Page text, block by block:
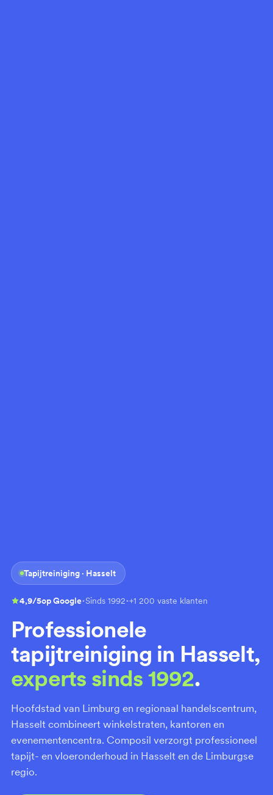
Tapijtreiniging · Hasselt
4,9/5op Google·Sinds 1992·+1 200 vaste klanten
Professionele
tapijtreiniging in Hasselt,
experts sinds 1992.
Hoofdstad van Limburg en regionaal handelscentrum,
Hasselt combineert winkelstraten, kantoren en
evenementencentra. Composil verzorgt professioneel
tapijt- en vloeronderhoud in Hasselt en de Limburgse
regio.